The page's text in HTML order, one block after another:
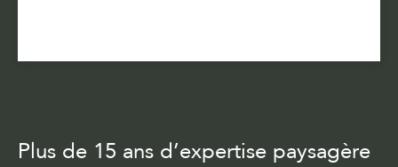
Plus de 15 ans d’expertise paysagère